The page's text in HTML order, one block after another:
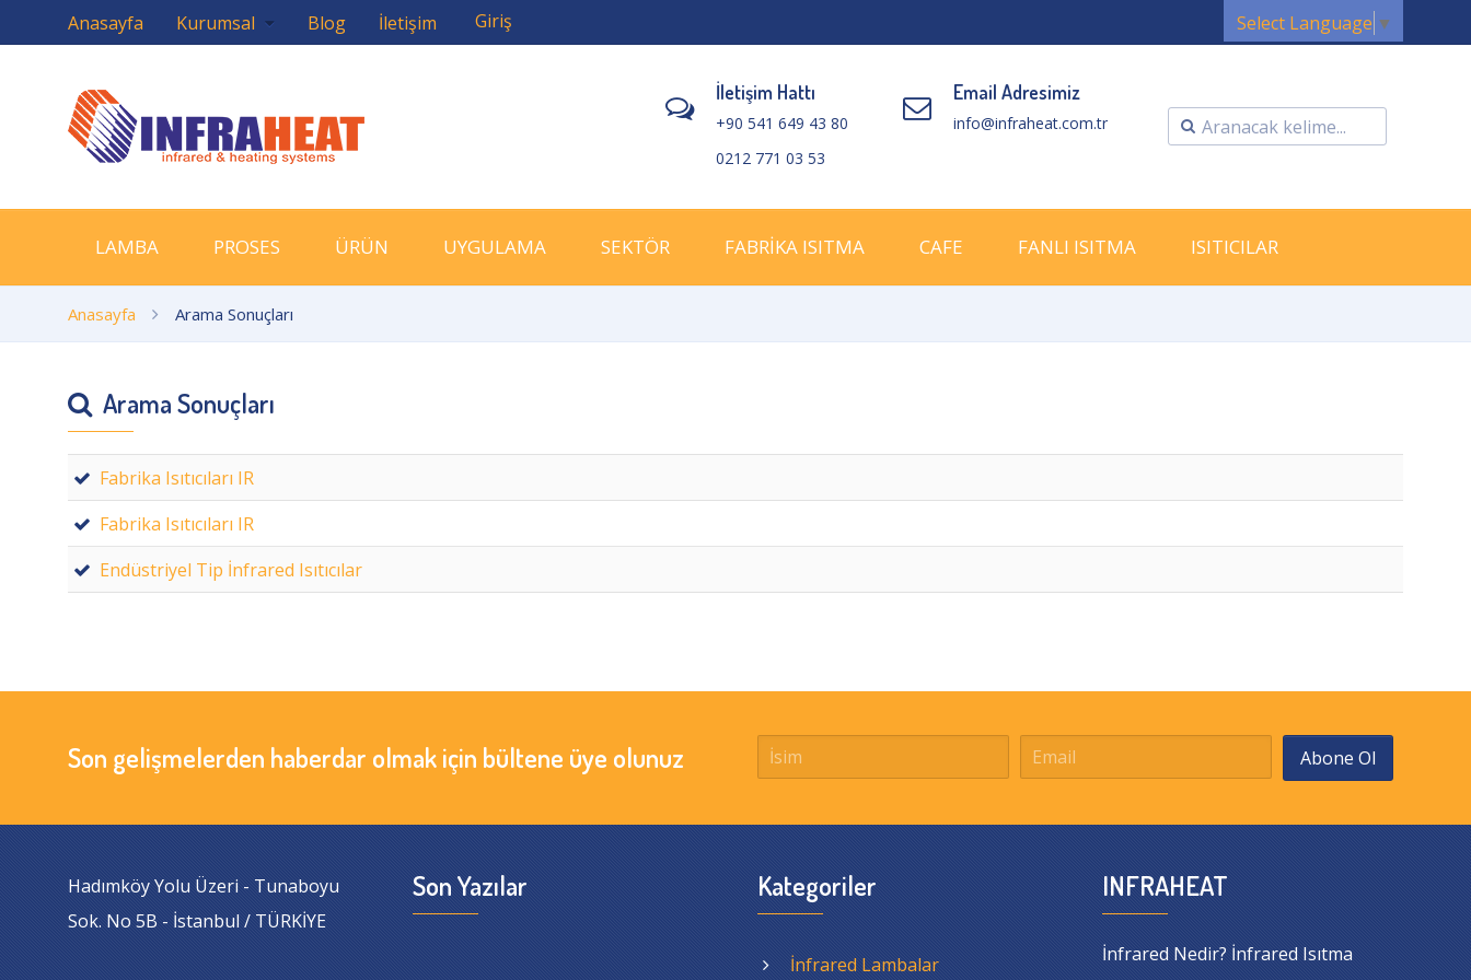
Anasayfa Kurumsal Blog İletişim Giriş Select Language ▼
İletişim Hattı
+90 541 649 43 80
0212 771 03 53
Email Adresimiz
info@infraheat.com.tr
LAMBA PROSES ÜRÜN UYGULAMA SEKTÖR FABRİKA ISITMA CAFE FANLI ISITMA ISITICILAR
Anasayfa Arama Sonuçları
Arama Sonuçları
Fabrika Isıtıcıları IR
Fabrika Isıtıcıları IR
Endüstriyel Tip İnfrared Isıtıcılar
Son gelişmelerden haberdar olmak için bültene üye olunuz Abone Ol
Hadımköy Yolu Üzeri - Tunaboyu
Sok. No 5B - İstanbul / TÜRKİYE
Son Yazılar Kategoriler
İnfrared Lambalar
INFRAHEAT
İnfrared Nedir? İnfrared Isıtma